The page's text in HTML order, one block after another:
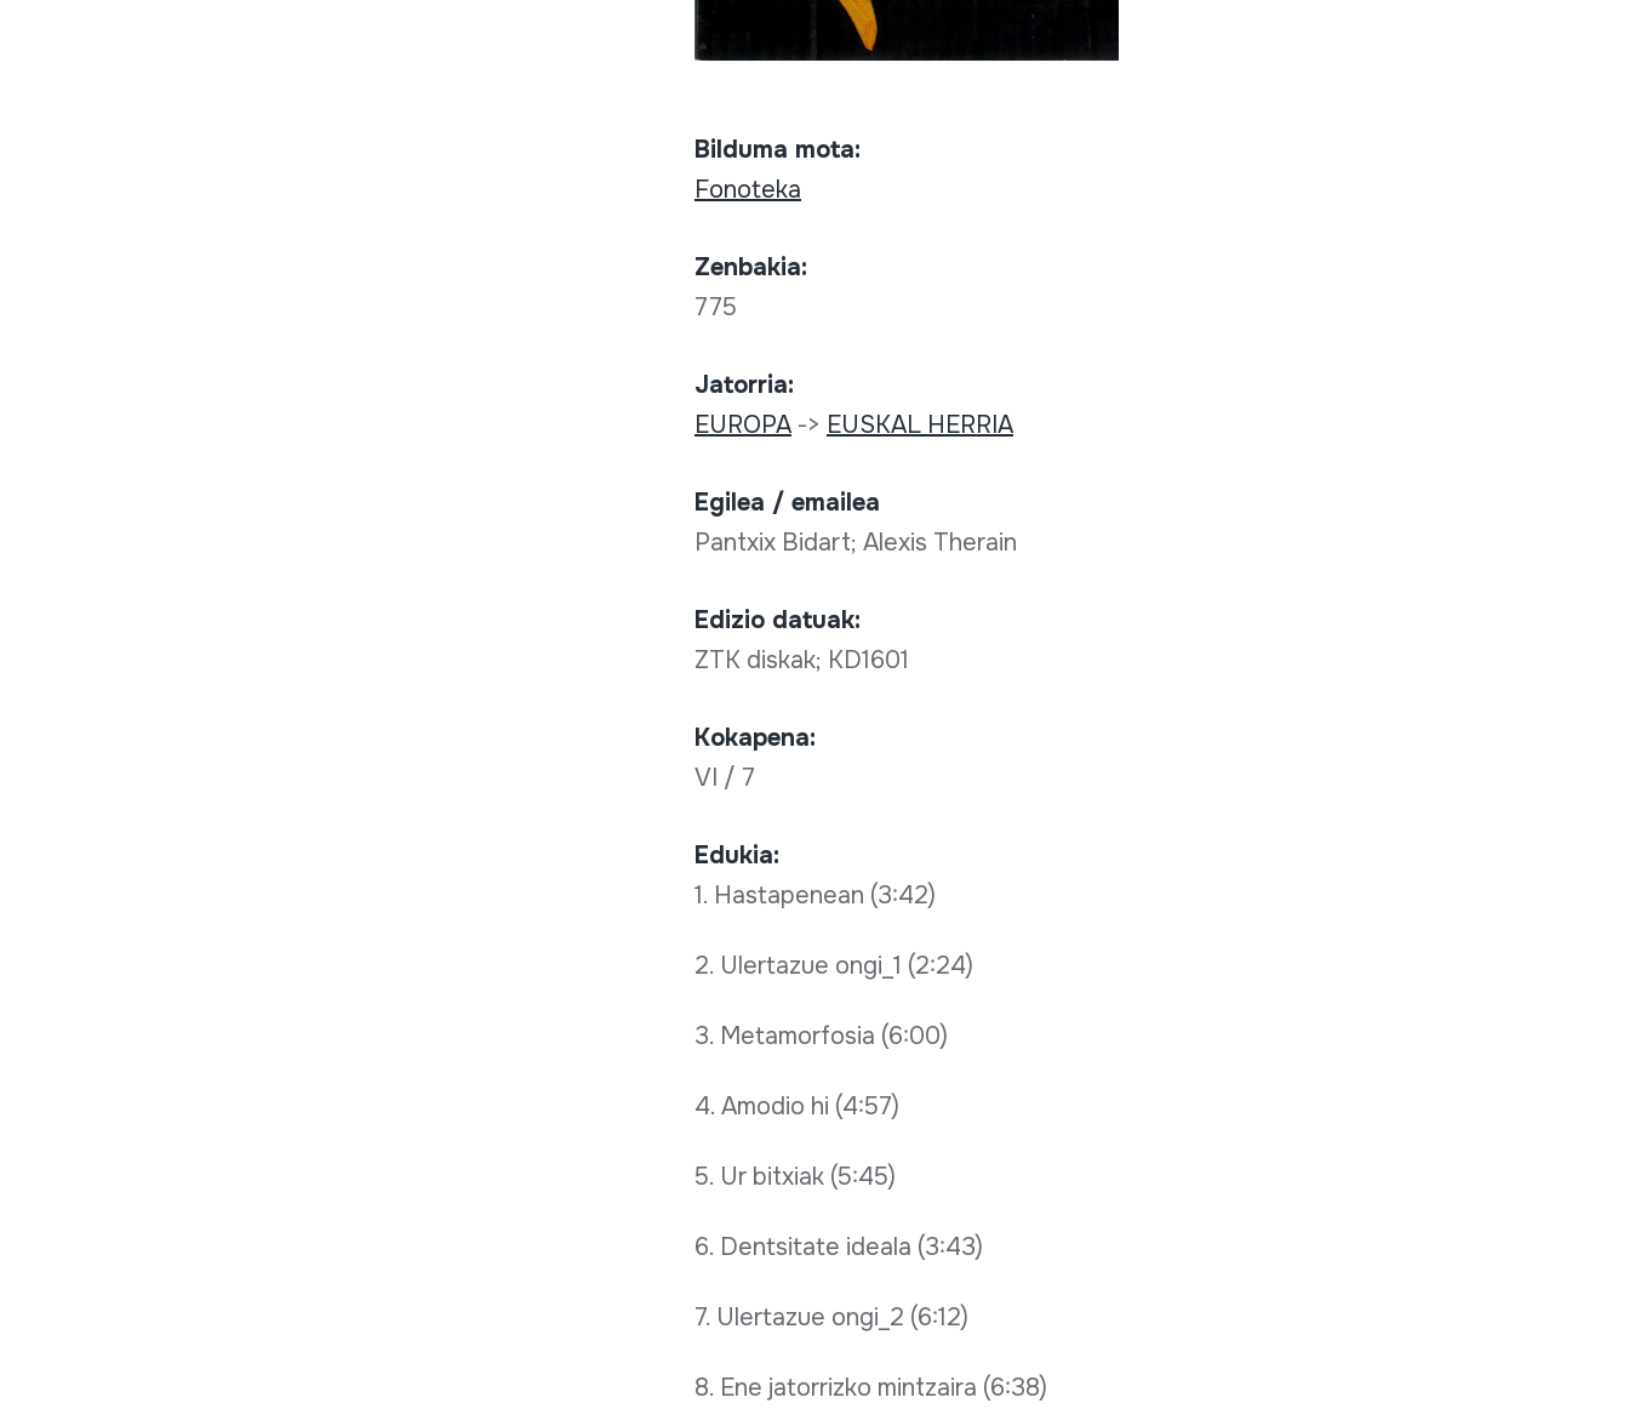
Bilduma mota:
Fonoteka
Zenbakia:
775
Jatorria:
EUROPA-> EUSKAL HERRIA
Egilea / emailea
Pantxix Bidart; Alexis Therain
Edizio datuak:
ZTK diskak; KD1601
Kokapena:
VI / 7
Edukia:
1. Hastapenean (3:42)
2. Ulertazue ongi_1 (2:24)
3. Metamorfosia (6:00)
4. Amodio hi (4:57)
5. Ur bitxiak (5:45)
6. Dentsitate ideala (3:43)
7. Ulertazue ongi_2 (6:12)
8. Ene jatorrizko mintzaira (6:38)